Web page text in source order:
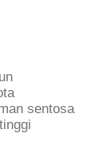
sentosa